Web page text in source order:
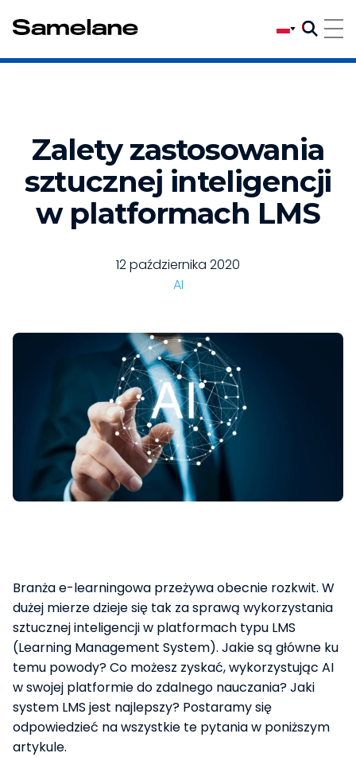
Zalety zastosowania
sztucznej inteligencji
w platformach LMS
12 października 2020
AI
Branża e-learningowa przeżywa obecnie rozkwit. W
dużej mierze dzieje się tak za sprawą wykorzystania
sztucznej inteligencji w platformach typu LMS
(Learning Management System). Jakie są główne ku
temu powody? Co możesz zyskać, wykorzystując AI
w swojej platformie do zdalnego nauczania? Jaki
system LMS jest najlepszy? Postaramy się
odpowiedzieć na wszystkie te pytania w poniższym
artykule.